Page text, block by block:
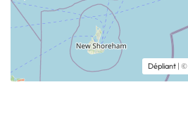
Dépliant | ©